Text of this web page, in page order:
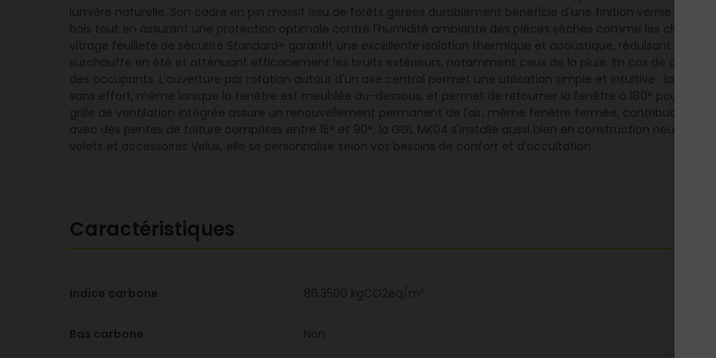
lumière naturelle. Son cadre en pin massif issu de forêts gérées durablement bénéficie d'une finition vernie
bois tout en assurant une protection optimale contre l'humidité ambiante des pièces sèches comme les
vitrage feuilleté de sécurité Standard+ garantit une excellente isolation thermique et acoustique, réduisant les
surchauffe en été et atténuant efficacement les bruits extérieurs, notamment ceux de la pluie. En cas de choc,
des occupants. L'ouverture par rotation autour d'un axe central permet une utilisation simple et intuitive : la
sans effort, même lorsque la fenêtre est meublée au-dessous, et permet de retourner la fenêtre à 180° pour
grille de ventilation intégrée assure un renouvellement permanent de l'air, même fenêtre fermée, contribuant
avec des pentes de toiture comprises entre 15° et 90°, la GGL MK04 s'installe aussi bien en construction neuve
volets et accessoires Velux, elle se personnalise selon vos besoins de confort et d'occultation.
Caractéristiques
Indice carbone 86.3500 kgCO2eq/m²
Bas carbone Non